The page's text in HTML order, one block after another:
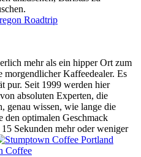
mehr als ein hipper Ort zum
morgendlicher Kaffeedealer. Es
pur. Seit 1999 werden hier
absoluten Experten, die
genau wissen, wie lange die
den optimalen Geschmack
Sekunden mehr oder weniger